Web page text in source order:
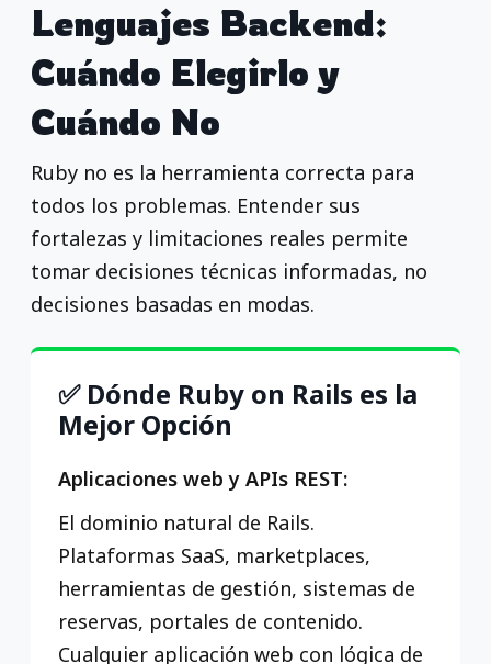
Lenguajes Backend:
Cuándo Elegirlo y
Cuándo No
Ruby no es la herramienta correcta para
todos los problemas. Entender sus
fortalezas y limitaciones reales permite
tomar decisiones técnicas informadas, no
decisiones basadas en modas.
✅ Dónde Ruby on Rails es la
Mejor Opción
Aplicaciones web y APIs REST:
El dominio natural de Rails.
Plataformas SaaS, marketplaces,
herramientas de gestión, sistemas de
reservas, portales de contenido.
Cualquier aplicación web con lógica de